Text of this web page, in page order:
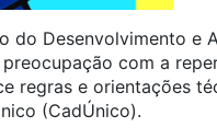
do Desenvolvimento e
com a
regras e orientações
(CadÚnico).